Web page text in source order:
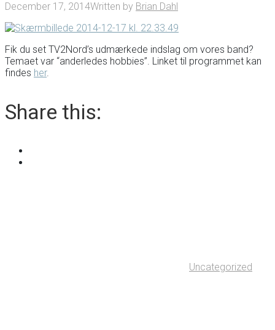
December 17, 2014Written by Brian Dahl
Fik du set TV2Nord’s udmærkede indslag om vores band?
Temaet var “anderledes hobbies”. Linket til programmet kan
findes her.
Share this:
Uncategorized